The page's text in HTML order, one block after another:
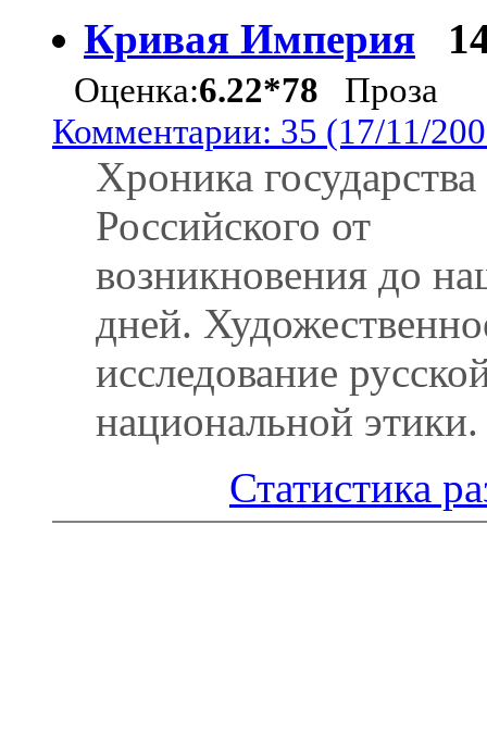
Кривая Империя
Оценка:6.22*78 Проза
Комментарии: 35 (17/11/
Хроника государства
Российского от
возникновения до
дней.
исследование
национальной этики.
Статистика